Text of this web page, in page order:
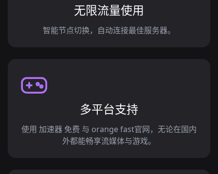
无限流量使用
智能节点切换，自动连接最佳服务器。
多平台支持
使用 加速器 免费 与 orange fast官网，无论在国内
外都能畅享流媒体与游戏。